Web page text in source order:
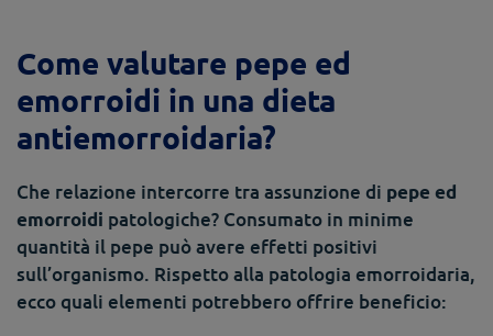
Come valutare pepe ed
emorroidi in una dieta
antiemorroidaria?
Che relazione intercorre tra assunzione di pepe ed
emorroidi patologiche? Consumato in minime
quantità il pepe può avere effetti positivi
sull’organismo. Rispetto alla patologia emorroidaria,
ecco quali elementi potrebbero offrire beneficio: